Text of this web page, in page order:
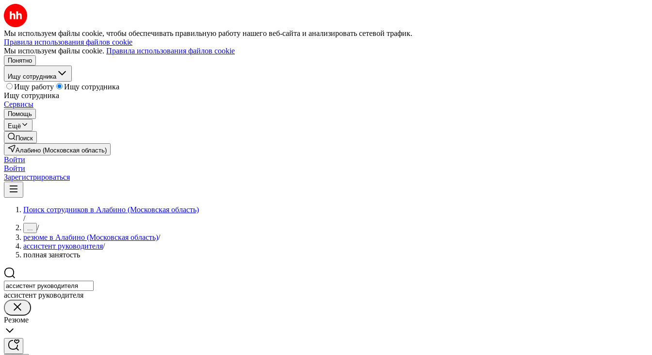
Мы используем файлы cookie, чтобы обеспечивать правильную работу нашего веб-сайта и анализировать сетевой трафик.
Правила использования файлов cookie
Мы используем файлы cookie. Правила использования файлов cookie
Понятно
Ищу сотрудника
Ищу работу
Ищу сотрудника
Ищу сотрудника
Сервисы
Помощь
Ещё
Поиск
Алабино (Московская область)
Войти
Войти
Зарегистрироваться
Поиск сотрудников в Алабино (Московская область)
/
... /
резюме в Алабино (Московская область)/
ассистент руководителя/
полная занятость
ассистент руководителя
Резюме